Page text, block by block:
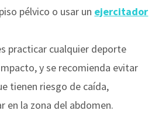
pélvico o usar un ejercitador
practicar cualquier deporte
y se recomienda evitar
tienen riesgo de caída,
en la zona del abdomen.